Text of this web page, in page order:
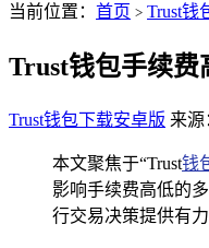
当前位置： 首页 > Trust钱
Trust钱包手续费
Trust钱包下载安卓版 来
本文聚焦于“Trust钱
影响手续费高低的
行交易决策提供有力